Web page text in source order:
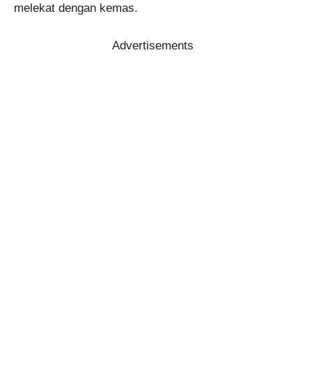
melekat dengan kemas.
Advertisements